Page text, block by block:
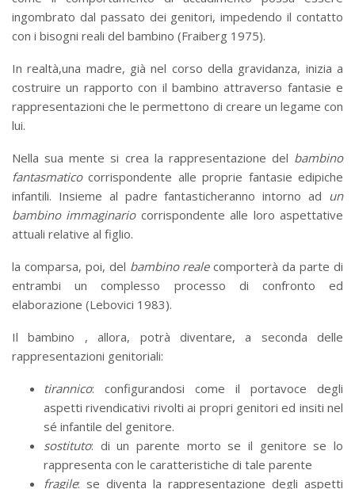
ingombrato dal passato dei genitori, impedendo il contatto
con i bisogni reali del bambino (Fraiberg 1975).
In realtà,una madre, già nel corso della gravidanza, inizia a
costruire un rapporto con il bambino attraverso fantasie e
rappresentazioni che le permettono di creare un legame con
lui.
Nella sua mente si crea la rappresentazione del bambino
fantasmaticocorrispondente alle proprie fantasie edipiche
infantili. Insieme al padre fantasticheranno intorno ad un
bambino immaginario corrispondente alle loro aspettative
attuali relative al figlio.
la comparsa, poi, del bambino realecomporterà da parte di
entrambi un complesso processo di confronto ed
elaborazione (Lebovici 1983).
Il bambino , allora, potrà diventare, a seconda delle
rappresentazioni genitoriali:
tirannico: configurandosi come il portavoce degli
aspetti rivendicativi rivolti ai propri genitori ed insiti nel
sé infantile del genitore.
sostituto: di un parente morto se il genitore se lo
rappresenta con le caratteristiche di tale parente
fragile: se diventa la rappresentazione degli aspetti